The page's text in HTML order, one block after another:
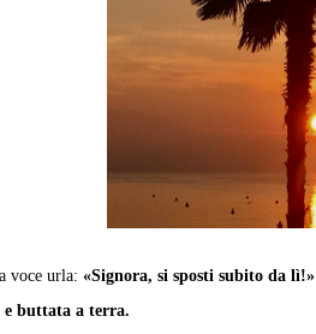
voce urla: «Signora, si sposti subito da lì!»
e buttata a terra.